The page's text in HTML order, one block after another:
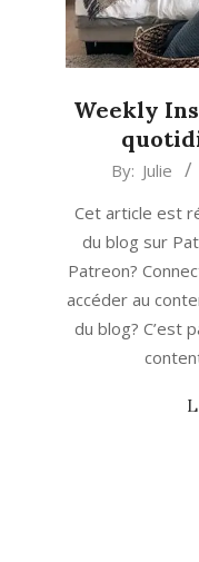
Weekly
01
By: Julie
Cet article est
du blog sur
Patreon?
accéder au
du blog? C’est